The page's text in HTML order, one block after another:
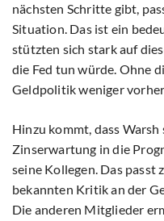
nächsten Schritte gibt,
Situation. Das ist ein
stützten sich stark auf
die Fed tun würde. Ohne
Geldpolitik weniger
Hinzu kommt, dass Warsh
Zinserwartung in die
seine Kollegen. Das passt
bekannten Kritik an der
Die anderen Mitglieder